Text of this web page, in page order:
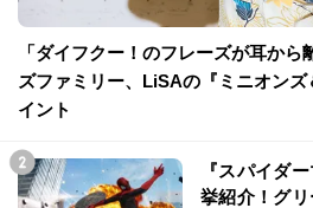
「ダイフクー！のフレーズが耳か
ズファミリー、LiSAの『ミニオン
イント
『スパイダ
挙紹介！グ